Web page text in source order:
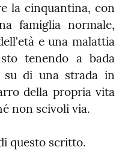
la cinquantina, con
famiglia normale,
e una malattia
tenendo a bada
su di una strada in
della propria vita
non scivoli via.
questo scritto.